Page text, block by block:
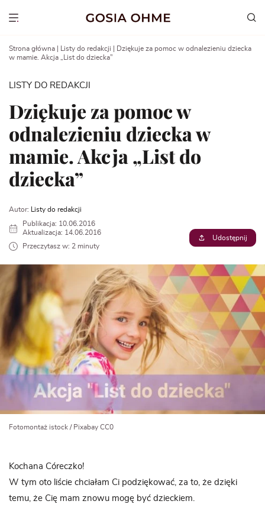
Show menu
Strona główna Listy do redakcji
Dziękuje za pomoc w odnalezieniu dziecka
w mamie. Akcja „List do dziecka”
LISTY DO REDAKCJI
Dziękuje za pomoc w
odnalezieniu dziecka w
mamie. Akcja „List do
dziecka”
Autor:
Listy do redakcji
Publikacja: 10.06.2016
Aktualizacja: 14.06.2016
Przeczytasz w: 2 minuty
Udostępnij
Fotomontaż istock / Pixabay CC0
Kochana Córeczko!
W tym oto liście chciałam Ci podziękować, za to, że dzięki
temu, że Cię mam znowu mogę być dzieckiem.